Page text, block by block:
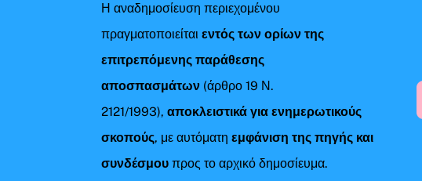
Η αναδημοσίευση περιεχομένου
πραγματοποιείταιεντός των ορίων της
επιτρεπόμενης παράθεσης
αποσπασμάτων (άρθρο 19 Ν.
2121/1993), αποκλειστικά για ενημερωτικούς
σκοπούς, με αυτόματηεμφάνιση της πηγής και
συνδέσμου προς το αρχικό δημοσίευμα.